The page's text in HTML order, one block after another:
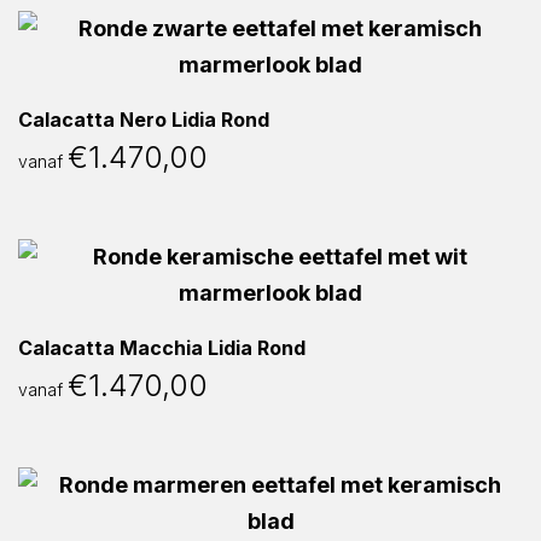
Calacatta Nero Lidia Rond
vanaf €1.470,00
Calacatta Macchia Lidia Rond
vanaf €1.470,00